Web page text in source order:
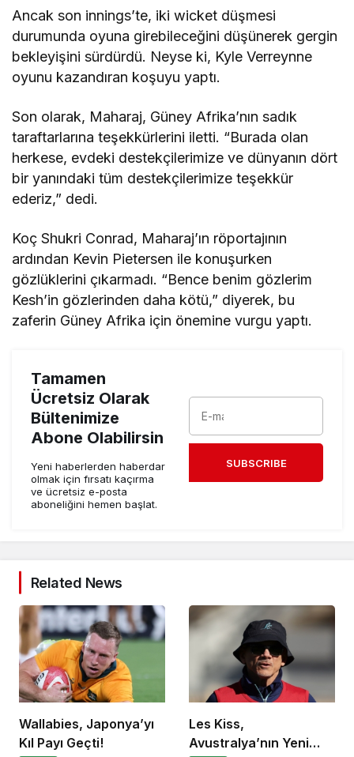
Ancak son innings’te, iki wicket düşmesi
durumunda oyuna girebileceğini düşünerek gergin
bekleyişini sürdürdü. Neyse ki, Kyle Verreynne
oyunu kazandıran koşuyu yaptı.
Son olarak, Maharaj, Güney Afrika’nın sadık
taraftarlarına teşekkürlerini iletti. “Burada olan
herkese, evdeki destekçilerimize ve dünyanın dört
bir yanındaki tüm destekçilerimize teşekkür
ederiz,” dedi.
Koç Shukri Conrad, Maharaj’ın röportajının
ardından Kevin Pietersen ile konuşurken
gözlüklerini çıkarmadı. “Bence benim gözlerim
Kesh’in gözlerinden daha kötü,” diyerek, bu
zaferin Güney Afrika için önemine vurgu yaptı.
Tamamen
Ücretsiz Olarak
Bültenimize
Abone Olabilirsin
Yeni haberlerden haberdar
olmak için fırsatı kaçırma
ve ücretsiz e-posta
aboneliğini hemen başlat.
SUBSCRIBE
Related News
Wallabies, Japonya’yı
Kıl Payı Geçti!
Les Kiss,
Avustralya’nın Yeni